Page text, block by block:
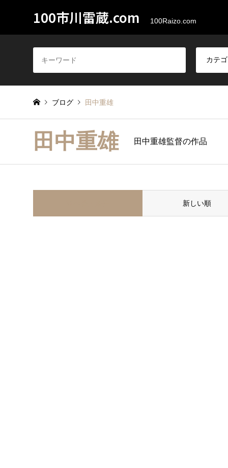
100市川雷蔵.com 100Raizo.com
ブログ 田中重雄
田中重雄 田中重雄監督の作品
新しい順